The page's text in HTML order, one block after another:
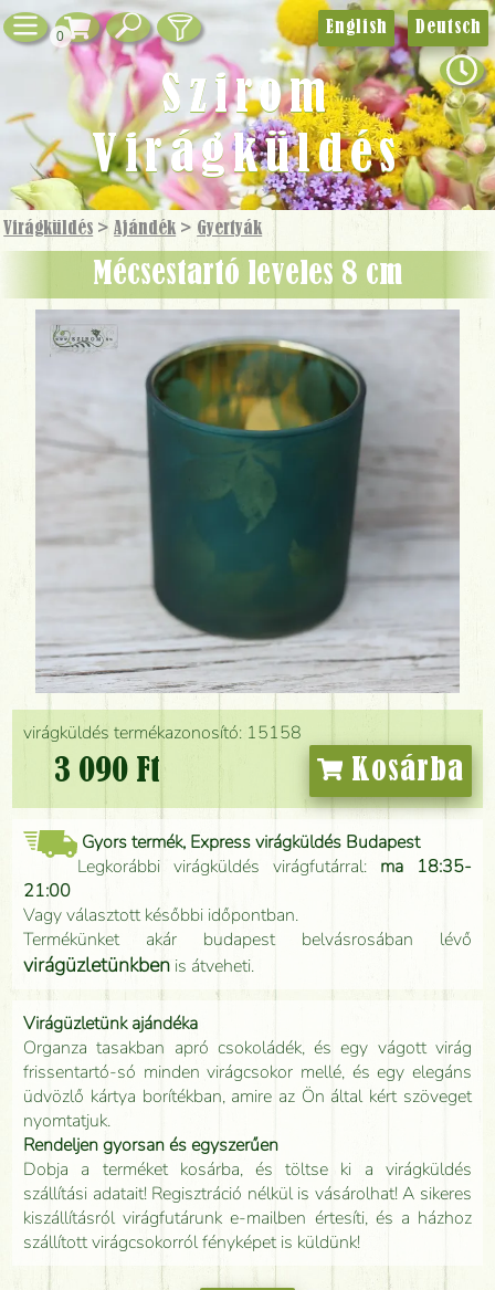
0
Virágküldés >Ajándék > Gyertyák
Mécsestartó leveles 8 cm
virágküldés termékazonosító: 15158
3 090 Ft Kosárba
Gyors termék, Express virágküldés Budapest
Legkorábbi virágküldés virágfutárral: ma 18:35-
21:00
Vagy választott későbbi időpontban.
Termékünket akár budapest belvásrosában lévő
virágüzletünkben is átveheti.
Virágüzletünk ajándéka
Organza tasakban apró csokoládék, és egy vágott virág
frissentartó-só minden virágcsokor mellé, és egy elegáns
üdvözlő kártya borítékban, amire az Ön által kért szöveget
nyomtatjuk.
Rendeljen gyorsan és egyszerűen
Dobja a terméket kosárba, és töltse ki a virágküldés
szállítási adatait! Regisztráció nélkül is vásárolhat! A sikeres
kiszállításról virágfutárunk e-mailben értesíti, és a házhoz
szállított virágcsokorról fényképet is küldünk!
English Deutsch
Szirom
Virágküldés